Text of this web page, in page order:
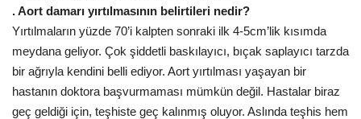
. Aort damarı yırtılmasının belirtileri nedir?
Yırtılmaların yüzde 70’i kalpten sonraki ilk 4-5cm’lik kısımda
meydana geliyor. Çok şiddetli baskılayıcı, bıçak saplayıcı tarzda
bir ağrıyla kendini belli ediyor. Aort yırtılması yaşayan bir
hastanın doktora başvurmaması mümkün değil. Hastalar biraz
geç geldiği için, teşhiste geç kalınmış oluyor. Aslında teşhis hem